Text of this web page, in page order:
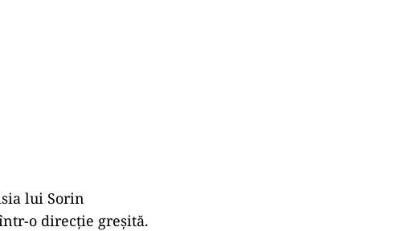
lui Sorin
o direcție greșită.